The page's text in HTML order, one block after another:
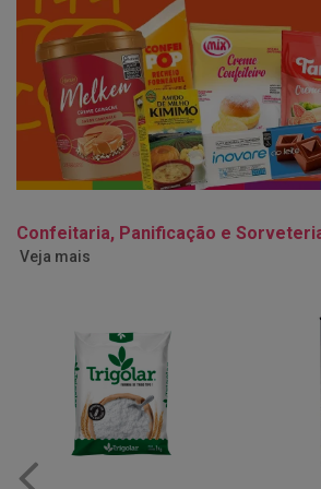
Confeitaria, Panificação e
Veja mais